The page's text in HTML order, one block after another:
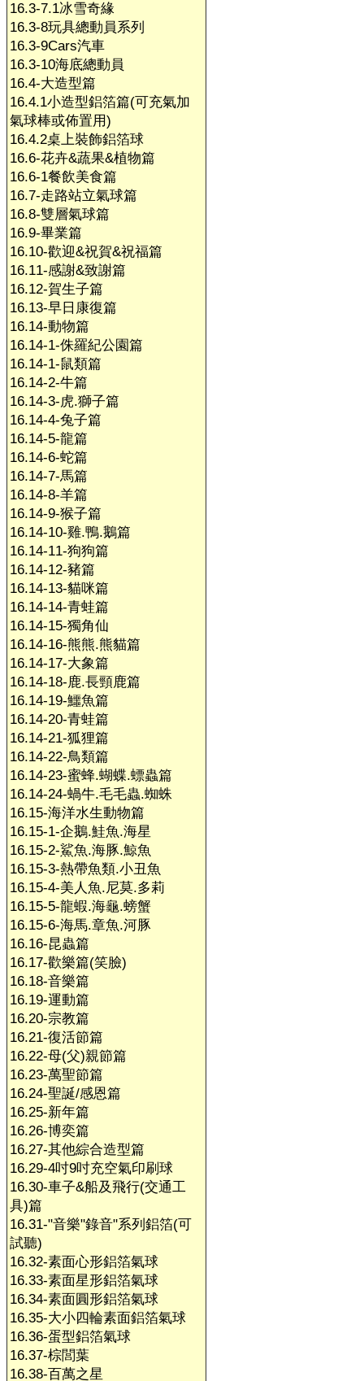
16.3-7.1冰雪奇緣
16.3-8玩具總動員系列
16.3-9Cars汽車
16.3-10海底總動員
16.4-大造型篇
16.4.1小造型鋁箔篇(可充氣加
氣球棒或佈置用)
16.4.2桌上裝飾鋁箔球
16.6-花卉&蔬果&植物篇
16.6-1餐飲美食篇
16.7-走路站立氣球篇
16.8-雙層氣球篇
16.9-畢業篇
16.10-歡迎&祝賀&祝福篇
16.11-感謝&致謝篇
16.12-賀生子篇
16.13-早日康復篇
16.14-動物篇
16.14-1-侏羅紀公園篇
16.14-1-鼠類篇
16.14-2-牛篇
16.14-3-虎.獅子篇
16.14-4-兔子篇
16.14-5-龍篇
16.14-6-蛇篇
16.14-7-馬篇
16.14-8-羊篇
16.14-9-猴子篇
16.14-10-雞.鴨.鵝篇
16.14-11-狗狗篇
16.14-12-豬篇
16.14-13-貓咪篇
16.14-14-青蛙篇
16.14-15-獨角仙
16.14-16-熊熊.熊貓篇
16.14-17-大象篇
16.14-18-鹿.長頸鹿篇
16.14-19-鱷魚篇
16.14-20-青蛙篇
16.14-21-狐狸篇
16.14-22-鳥類篇
16.14-23-蜜蜂.蝴蝶.螵蟲篇
16.14-24-蝸牛.毛毛蟲.蜘蛛
16.15-海洋水生動物篇
16.15-1-企鵝.鮭魚.海星
16.15-2-鯊魚.海豚.鯨魚
16.15-3-熱帶魚類.小丑魚
16.15-4-美人魚.尼莫.多莉
16.15-5-龍蝦.海龜.螃蟹
16.15-6-海馬.章魚.河豚
16.16-昆蟲篇
16.17-歡樂篇(笑臉)
16.18-音樂篇
16.19-運動篇
16.20-宗教篇
16.21-復活節篇
16.22-母(父)親節篇
16.23-萬聖節篇
16.24-聖誕/感恩篇
16.25-新年篇
16.26-博奕篇
16.27-其他綜合造型篇
16.29-4吋9吋充空氣印刷球
16.30-車子&船及飛行(交通工
具)篇
16.31-"音樂"錄音"系列鋁箔(可
試聽)
16.32-素面心形鋁箔氣球
16.33-素面星形鋁箔氣球
16.34-素面圓形鋁箔氣球
16.35-大小四輪素面鋁箔氣球
16.36-蛋型鋁箔氣球
16.37-棕閭葉
16.38-百萬之星